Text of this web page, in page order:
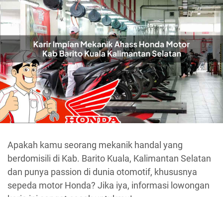
Apakah kamu seorang mekanik handal yang
berdomisili di Kab. Barito Kuala, Kalimantan Selatan
dan punya passion di dunia otomotif, khususnya
sepeda motor Honda? Jika iya, informasi lowongan